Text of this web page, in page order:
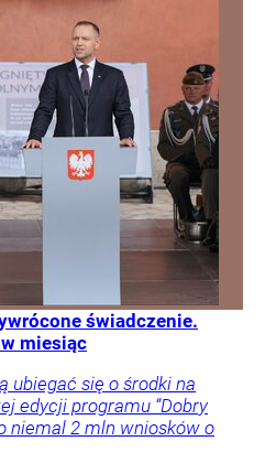
świadczenie.
miesiąc
ubiegać się o środki na
edycji programu “Dobry
niemal 2 mln wniosków o